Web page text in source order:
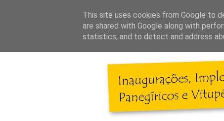
This site uses cookies from Google to
are shared with Google along with
statistics, and to detect and address